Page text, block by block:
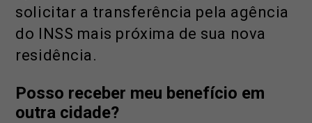
solicitar a transferência pela agência
do INSS mais próxima de sua nova
residência.
Posso receber meu benefício em
outra cidade?